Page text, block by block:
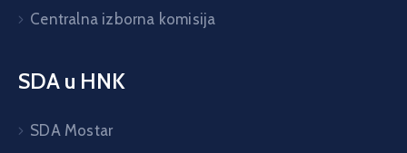
Centralna izborna komisija
SDA u HNK
SDA Mostar